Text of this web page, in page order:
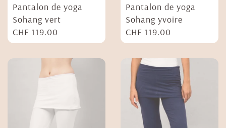
Pantalon de yoga
Sohang vert
CHF 119.00
Pantalon de yoga
Sohang yvoire
CHF 119.00